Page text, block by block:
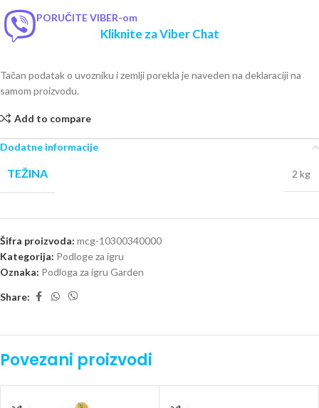
PORUČITE VIBER-om
Kliknite za Viber Chat
Tačan podatak o uvozniku i zemlji porekla je naveden na deklaraciji na
samom proizvodu.
Add to compare
Dodatne informacije
TEŽINA 2 kg
Šifra proizvoda: mcg-10300340000
Kategorija: Podloge za igru
Oznaka: Podloga za igru Garden
Share:
Povezani proizvodi